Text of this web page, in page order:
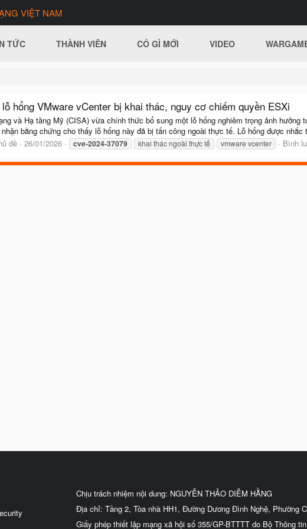
VIỆT NAM
TỨC THÀNH VIÊN CÓ GÌ MỚI VIDEO
hổng VMware vCenter bị khai thác, nguy cơ chiếm quyền ESXi
và Hạ tầng Mỹ (CISA) vừa chính thức bổ sung một lỗ hổng nghiêm trọng ảnh
bằng chứng cho thấy lỗ hổng này đã bị tấn công ngoài thực tế. Lỗ hổng được nhắc
đề 26/01/2026 cve-2024-37079 khai thác ngoài thực tế vmware vcenter Bình
Chịu trách nhiệm nội dung: NGUYỄN THẢO DIỄM HẰNG
Địa chỉ: Tầng 2, Tòa nhà HH1, Đường Dương Đình Nghệ, Phường
Giấy phép thiết lập mạng xã hội số 355/GP-BTTTT do Bộ Thông